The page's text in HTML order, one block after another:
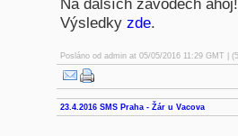
Na dalších závodech
Výsledky zde.
Posláno od adminat 05/05/2016 11:29 GMT |
23.4.2016 SMS Praha - Žár u Vacova